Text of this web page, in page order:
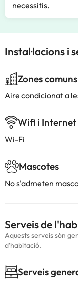
necessitis.
Instal·lacions i
Zones comuns
Aire condicionat a
Wifi i Internet
Wi-Fi
Mascotes
No s'admeten
Serveis de
Aquests serveis són
d'habitació.
Serveis